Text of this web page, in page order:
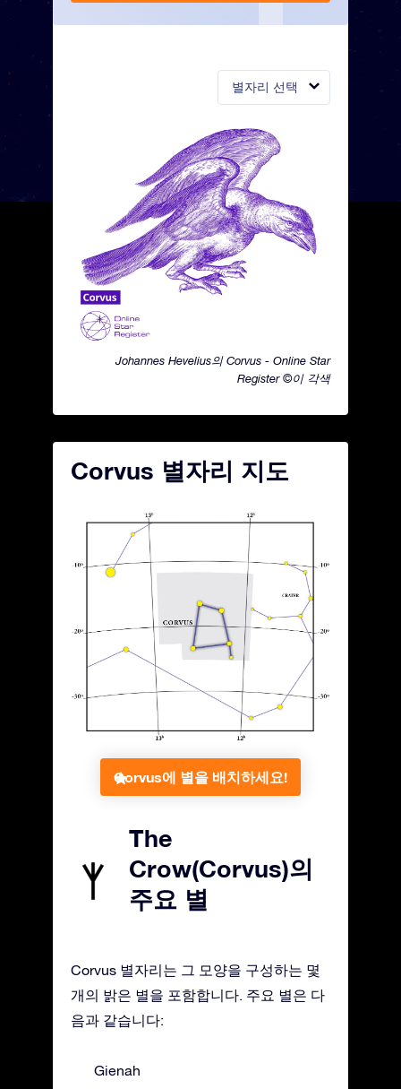
별자리 선택
Johannes Hevelius의 Corvus - Online Star
Register ©이 각색
Corvus 별자리 지도
Corvus에 별을 배치하세요!
The
Crow(Corvus)의
주요 별
Corvus 별자리는 그 모양을 구성하는 몇
개의 밝은 별을 포함합니다. 주요 별은 다
음과 같습니다:
Gienah